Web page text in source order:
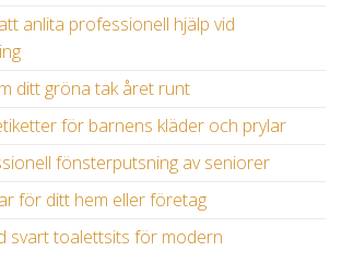
anlita professionell hjälp vid
ditt gröna tak året runt
för barnens kläder och prylar
fönsterputsning av seniorer
för ditt hem eller företag
svart toalettsits för modern